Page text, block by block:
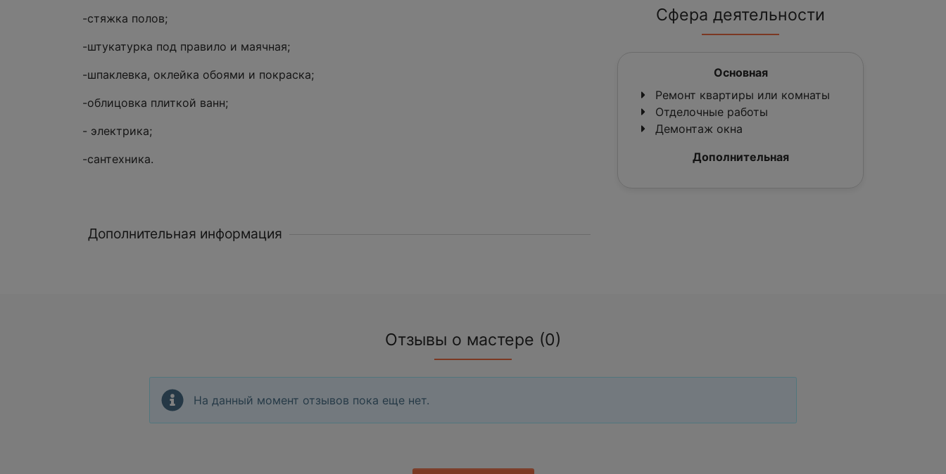
-стяжка полов;
-штукатурка под правило и маячная;
-шпаклевка, оклейка обоями и покраска;
-облицовка плиткой ванн;
- электрика;
-сантехника.
Дополнительная информация
Сфера деятельности
Основная
Ремонт квартиры или комнаты
Отделочные работы
Демонтаж окна
Дополнительная
Отзывы о мастере (0)
На данный момент отзывов пока еще нет.